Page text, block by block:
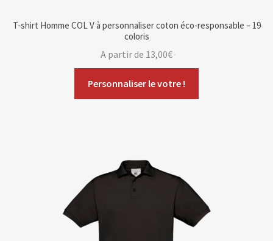
T-shirt Homme COL V à personnaliser coton éco-responsable – 19
coloris
Personnaliser le votre !
A partir de 13,00€